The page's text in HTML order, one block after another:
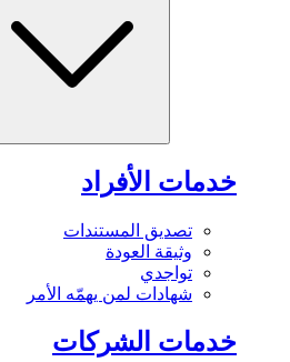
خدمات الأفراد
تصديق المستندات
وثيقة العودة
تواجدي
شهادات لمن يهمّه الأمر
خدمات الشركات